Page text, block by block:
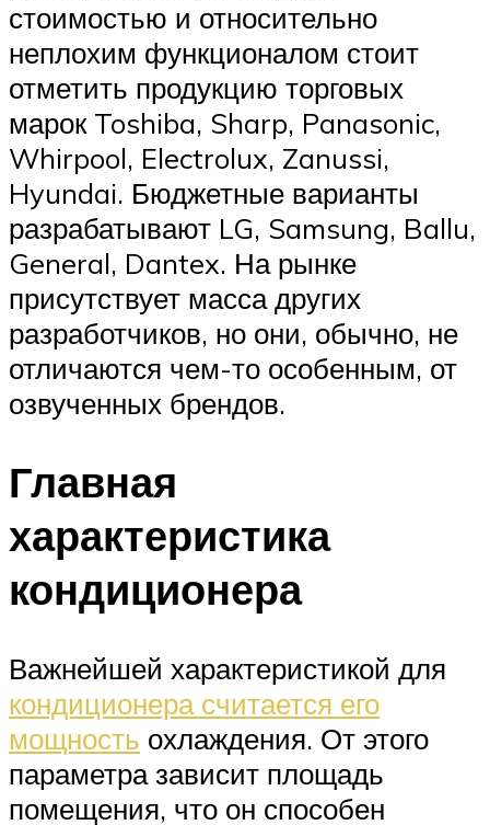
стоимостью и относительно
неплохим функционалом стоит
отметить продукцию торговых
марок Toshiba, Sharp, Panasonic,
Whirpool, Electrolux, Zanussi,
Hyundai. Бюджетные варианты
разрабатывают LG, Samsung, Ballu,
General, Dantex. На рынке
присутствует масса других
разработчиков, но они, обычно, не
отличаются чем-то особенным, от
озвученных брендов.
Главная
характеристика
кондиционера
Важнейшей характеристикой для
кондиционера считается его
мощность охлаждения. От этого
параметра зависит площадь
помещения, что он способен